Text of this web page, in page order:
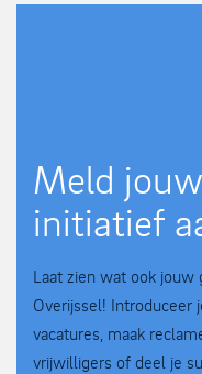
Meld
initiatief
Laat zien wat ook jouw
Overijssel! Introduceer
vacatures, maak
vrijwilligers of deel je